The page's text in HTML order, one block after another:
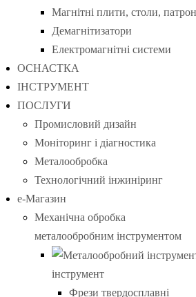
Магнітні плити, столи,
Демагнітизатори
Електромагнітні системи
ОСНАСТКА
ІНСТРУМЕНТ
ПОСЛУГИ
Промисловий дизайн
Моніторинг і діагностика
Металообробка
Технологічний інжиніринг
е-Магазин
Механічна обробка
металообробним інструментом
інструмент
Фрези твердосплавні